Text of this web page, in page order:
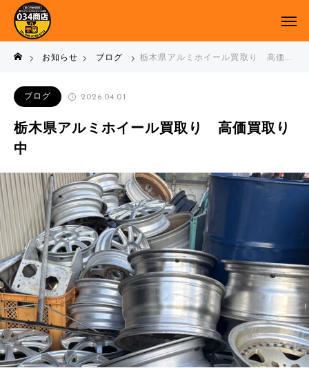
お知らせ ブログ 栃木県アルミホイール買取り 高価買取り中
ブログ 2026.04.01
栃木県アルミホイール買取り 高価買取り
中